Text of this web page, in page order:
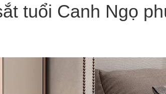
tuổi Canh Ngọ